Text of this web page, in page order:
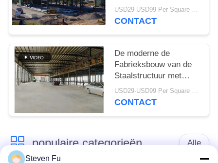
Type van
Staalstructuren
USD29-USD99 Per Square Meter MOQ:500 vierkante meter
CONTACT
De moderne de
Fabrieksbouw van de
Staalstructuur met
Mezzanine de Bouw
van de
USD29-USD99 Per Square Meter MOQ:500 vierkante meter
CONTACT
populaire categorieën Alle
Steven Fu